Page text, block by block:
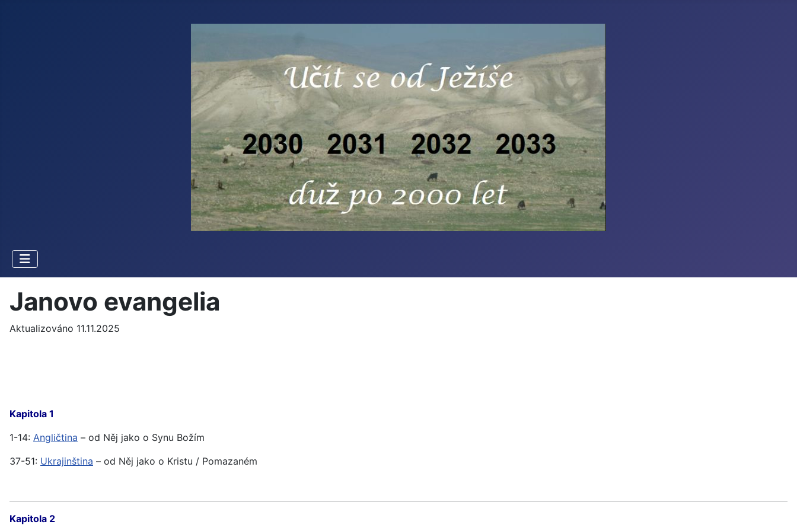
Janovo evangelia
Aktualizováno 11.11.2025
Kapitola 1
1-14: Angličtina – od Něj jako o Synu Božím
37-51: Ukrajinština – od Něj jako o Kristu / Pomazaném
Kapitola 2